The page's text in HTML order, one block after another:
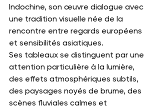
Indochine, son œuvre dialogue avec
une tradition visuelle née de la
rencontre entre regards européens
et sensibilités asiatiques.
Ses tableaux se distinguent par une
attention particulière à la lumière,
des effets atmosphériques subtils,
des paysages noyés de brume, des
scènes fluviales calmes et